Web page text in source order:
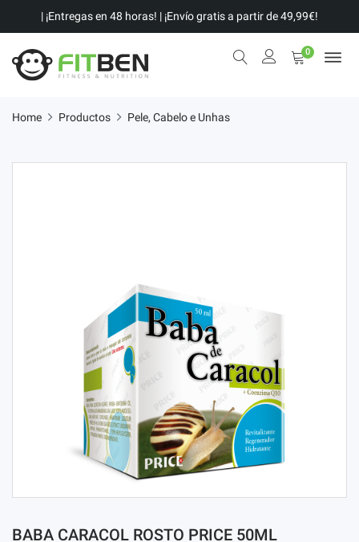
| ¡Entregas en 48 horas! | ¡Envío gratis a partir de 49,99€!
0
Home Productos Pele, Cabelo e Unhas
BABA CARACOL ROSTO PRICE 50ML